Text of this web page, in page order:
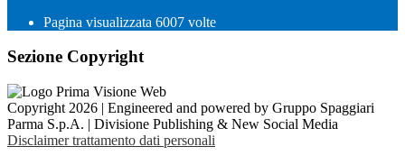
Pagina visualizzata 6007 volte
Sezione Copyright
Copyright 2026 | Engineered and powered by Gruppo Spaggiari
Parma S.p.A. | Divisione Publishing & New Social Media
Disclaimer trattamento dati personali